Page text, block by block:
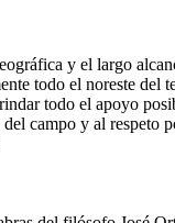
y el largo
todo el noreste del
todo el apoyo
campo y al respeto